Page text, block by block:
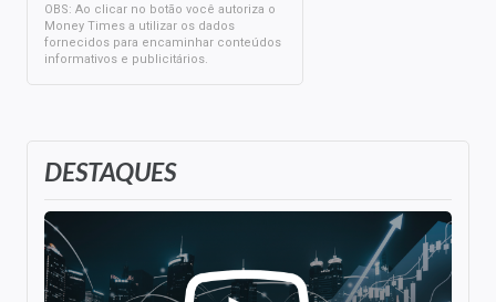
DESTAQUES
OBS: Ao clicar no botão você autoriza o
Money Times a utilizar os dados
fornecidos para encaminhar conteúdos
informativos e publicitários.